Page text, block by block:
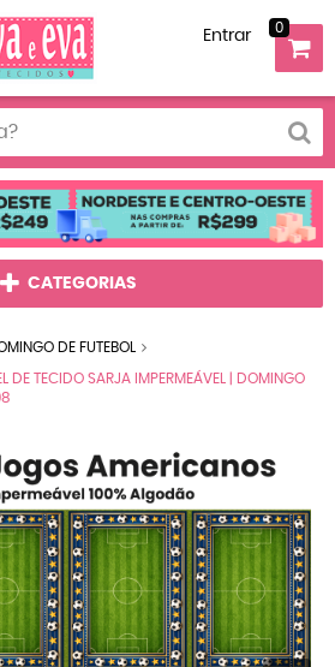
Entrar 0
CATEGORIAS
DE FUTEBOL
DE TECIDO SARJA IMPERMEÁVEL | DOMINGO